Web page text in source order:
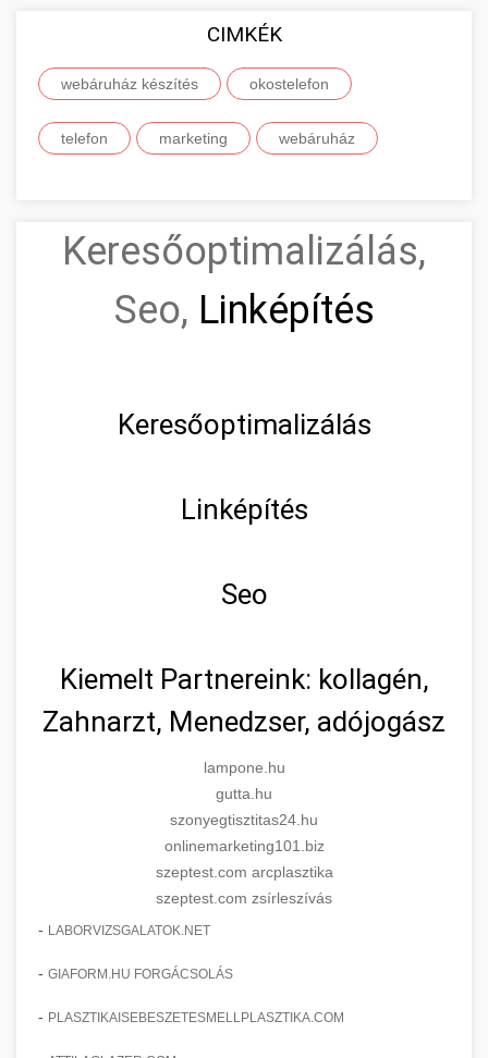
CIMKÉK
webáruház készítés okostelefon
telefon marketing webáruház
Keresőoptimalizálás,
Seo, Linképítés
Keresőoptimalizálás
Linképítés
Seo
Kiemelt Partnereink: kollagén,
Zahnarzt, Menedzser, adójogász
lampone.hu
gutta.hu
szonyegtisztitas24.hu
onlinemarketing101.biz
szeptest.com arcplasztika
szeptest.com zsírleszívás
- LABORVIZSGALATOK.NET
- GIAFORM.HU FORGÁCSOLÁS
- PLASZTIKAISEBESZETESMELLPLASZTIKA.COM